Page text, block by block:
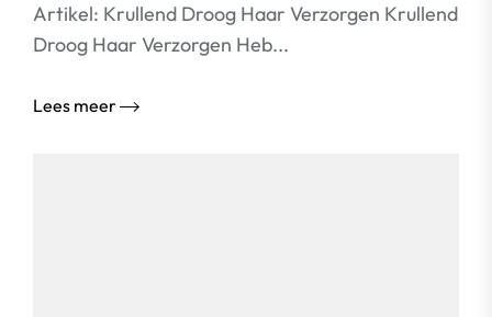
Artikel: Krullend Droog Haar Verzorgen Krullend
Droog Haar Verzorgen Heb...
Lees meer